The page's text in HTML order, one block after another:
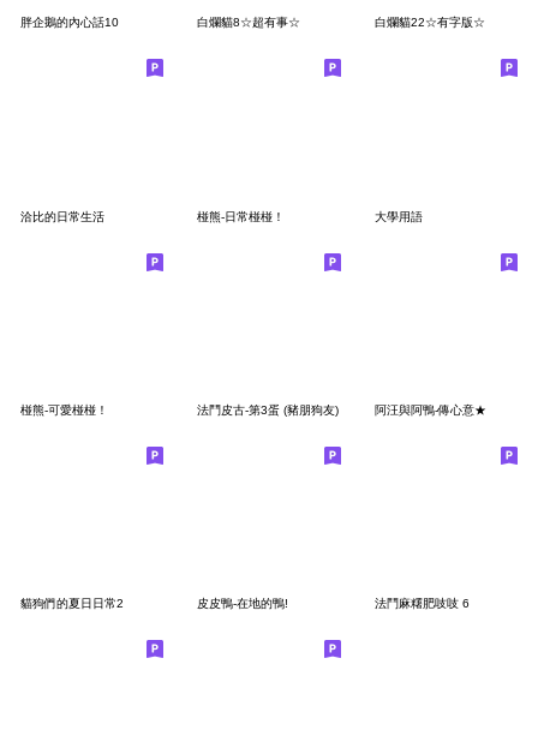
胖企鵝的內心話10 白爛貓8☆超有事☆ 白爛貓22☆有字版☆
洽比的日常生活 椪熊-日常椪椪！ 大學用語
椪熊-可愛椪椪！ 法鬥皮古-第3蛋 (豬朋狗友) 阿汪與阿鴨-傳心意★
貓狗們的夏日日常2 皮皮鴨-在地的鴨! 法鬥麻糬肥吱吱 6